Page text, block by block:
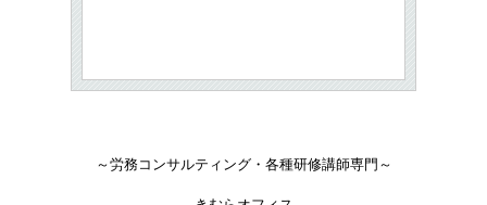
～労務コンサルティング・各種研修講師専門～